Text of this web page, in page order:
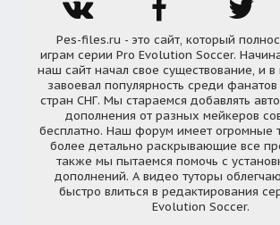
Pes-files.ru - это сайт, который
играм серии Pro Evolution Soccer.
наш сайт начал свое существование, и в
завоевал популярность среди фанатов
стран СНГ. Мы стараемся добавлять
дополнения от разных мейкеров
бесплатно. Наш форум имеет огромные
более детально раскрывающие все
также мы пытаемся помочь с
дополнений. А видео туторы
быстро влиться в редактирования
Evolution Soccer.